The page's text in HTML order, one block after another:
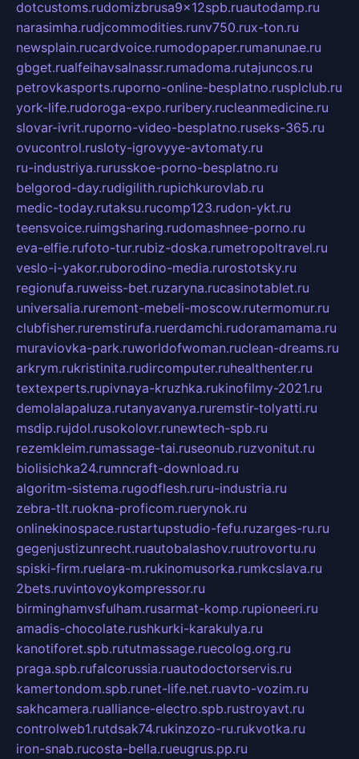
dotcustoms.rudomizbrusa9x12spb.ruautodamp.ru
narasimha.rudjcommodities.runv750.rux-ton.ru
newsplain.rucardvoice.rumodopaper.rumanunae.ru
gbget.rualfeihavsalnassr.rumadoma.rutajuncos.ru
petrovkasports.ruporno-online-besplatno.rusplclub.ru
york-life.rudoroga-expo.ruribery.rucleanmedicine.ru
slovar-ivrit.ruporno-video-besplatno.ruseks-365.ru
ovucontrol.rusloty-igrovyye-avtomaty.ru
ru-industriya.rurusskoe-porno-besplatno.ru
belgorod-day.rudigilith.rupichkurovlab.ru
medic-today.rutaksu.rucomp123.rudon-ykt.ru
teensvoice.ruimgsharing.rudomashnee-porno.ru
eva-elfie.rufoto-tur.rubiz-doska.rumetropoltravel.ru
veslo-i-yakor.ruborodino-media.rurostotsky.ru
regionufa.ruweiss-bet.ruzaryna.rucasinotablet.ru
universalia.ruremont-mebeli-moscow.rutermomur.ru
clubfisher.ruremstirufa.ruerdamchi.rudoramamama.ru
muraviovka-park.ruworldofwoman.ruclean-dreams.ru
arkrym.rukristinita.rudircomputer.ruhealthenter.ru
textexperts.rupivnaya-kruzhka.rukinofilmy-2021.ru
demolalapaluza.rutanyavanya.ruremstir-tolyatti.ru
msdip.rujdol.rusokolovr.runewtech-spb.ru
rezemkleim.rumassage-tai.ruseonub.ruzvonitut.ru
biolisichka24.rumncraft-download.ru
algoritm-sistema.rugodflesh.ruru-industria.ru
zebra-tlt.ruokna-proficom.ruerynok.ru
onlinekinospace.rustartupstudio-fefu.ruzarges-ru.ru
gegenjustizunrecht.ruautobalashov.ruutrovortu.ru
spiski-firm.ruelara-m.rukinomusorka.rumkcslava.ru
2bets.ruvintovoykompressor.ru
birminghamvsfulham.rusarmat-komp.rupioneeri.ru
amadis-chocolate.rushkurki-karakulya.ru
kanotiforet.spb.rututmassage.ruecolog.org.ru
praga.spb.rufalcorussia.ruautodoctorservis.ru
kamertondom.spb.runet-life.net.ruavto-vozim.ru
sakhcamera.rualliance-electro.spb.rustroyavt.ru
controlweb1.rutdsak74.rukinzozo-ru.rukvotka.ru
iron-snab.rucosta-bella.rueugrus.pp.ru